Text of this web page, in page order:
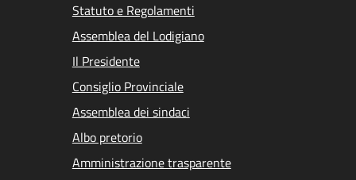
Statuto e Regolamenti
Assemblea del Lodigiano
Il Presidente
Consiglio Provinciale
Assemblea dei sindaci
Albo pretorio
Amministrazione trasparente